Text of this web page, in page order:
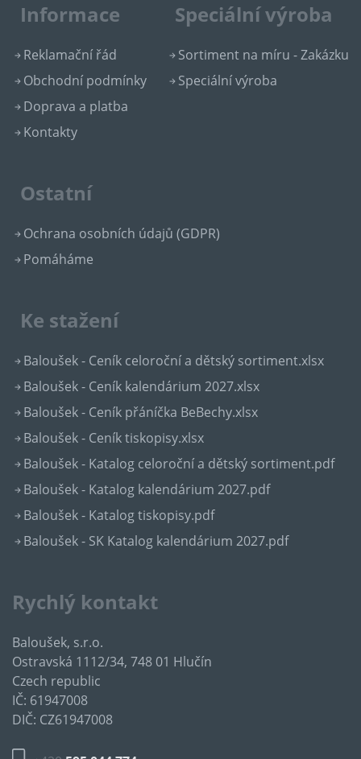
Informace
Reklamační řád
Obchodní podmínky
Doprava a platba
Kontakty
Speciální výroba
Sortiment na míru - Zakázku
Speciální výroba
Ostatní
Ochrana osobních údajů (GDPR)
Pomáháme
Ke stažení
Baloušek - Ceník celoroční a dětský sortiment.xlsx
Baloušek - Ceník kalendárium 2027.xlsx
Baloušek - Ceník přáníčka BeBechy.xlsx
Baloušek - Ceník tiskopisy.xlsx
Baloušek - Katalog celoroční a dětský sortiment.pdf
Baloušek - Katalog kalendárium 2027.pdf
Baloušek - Katalog tiskopisy.pdf
Baloušek - SK Katalog kalendárium 2027.pdf
Rychlý kontakt
Baloušek, s.r.o.
Ostravská 1112/34, 748 01 Hlučín
Czech republic
IČ: 61947008
DIČ: CZ61947008